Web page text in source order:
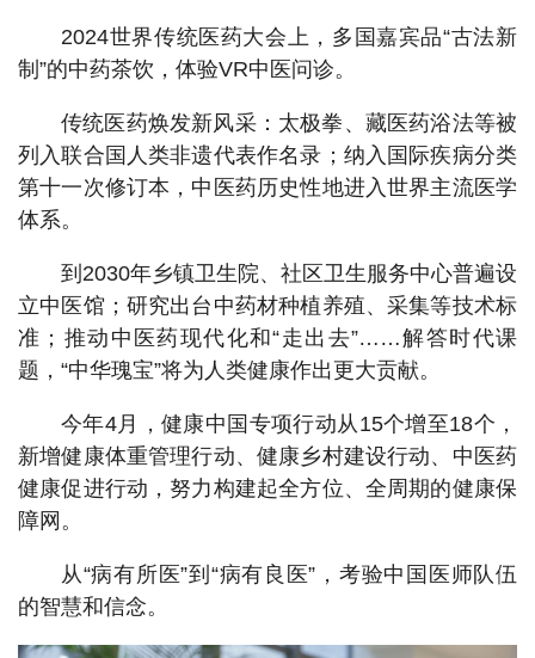
2024世界传统医药大会上，多国嘉宾品“古法新
制”的中药茶饮，体验VR中医问诊。
传统医药焕发新风采：太极拳、藏医药浴法等被
列入联合国人类非遗代表作名录；纳入国际疾病分类
第十一次修订本，中医药历史性地进入世界主流医学
体系。
到2030年乡镇卫生院、社区卫生服务中心普遍设
立中医馆；研究出台中药材种植养殖、采集等技术标
准；推动中医药现代化和“走出去”……解答时代课
题，“中华瑰宝”将为人类健康作出更大贡献。
今年4月，健康中国专项行动从15个增至18个，
新增健康体重管理行动、健康乡村建设行动、中医药
健康促进行动，努力构建起全方位、全周期的健康保
障网。
从“病有所医”到“病有良医”，考验中国医师队伍
的智慧和信念。